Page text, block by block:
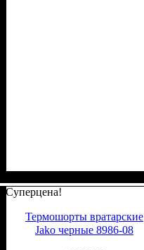
Суперцена!
Термошорты вратарские
Jako черные 8986-08